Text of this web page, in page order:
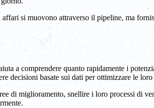
si muovono attraverso il pipeline, ma
a comprendere quanto rapidamente i
decisioni basate sui dati per ottimizzare le
di miglioramento, snellire i loro processi di